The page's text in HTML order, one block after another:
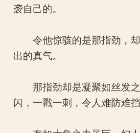
袭自己的。
令他惊骇的是那指劲，却
出的真气。
那指劲却是凝聚如丝发之
闪，一戳一刺，令人难防难挡